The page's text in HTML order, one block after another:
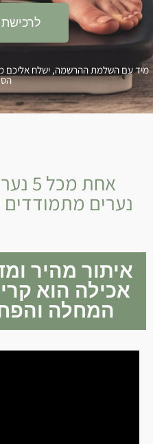
לרכישת
עם השלמת ההרשמה, ישלח אליכם
נערים
איתור מהיר
אכילה הוא
המחלה